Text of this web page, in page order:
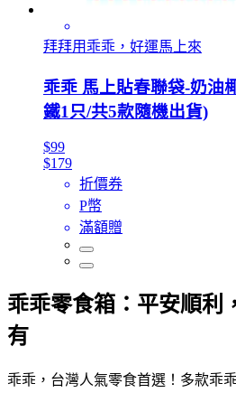
拜拜用乖乖，好運馬上來
乖乖 馬上貼春聯袋-奶油
鐵1只/共5款隨機出貨)
$99
$179
折價券
P幣
滿額贈
乖乖零食箱：平安順利
有
乖乖，台灣人氣零食首選！多款乖